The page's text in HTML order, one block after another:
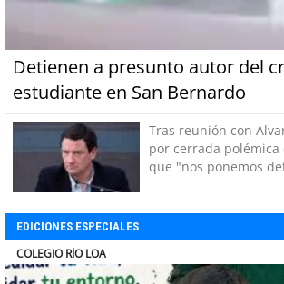
Detienen a presunto autor del
estudiante en San Bernardo
Tras reunión con
por cerrada polémica
que "nos ponemos
EDICIONES ESPECIALES
EL ABRA